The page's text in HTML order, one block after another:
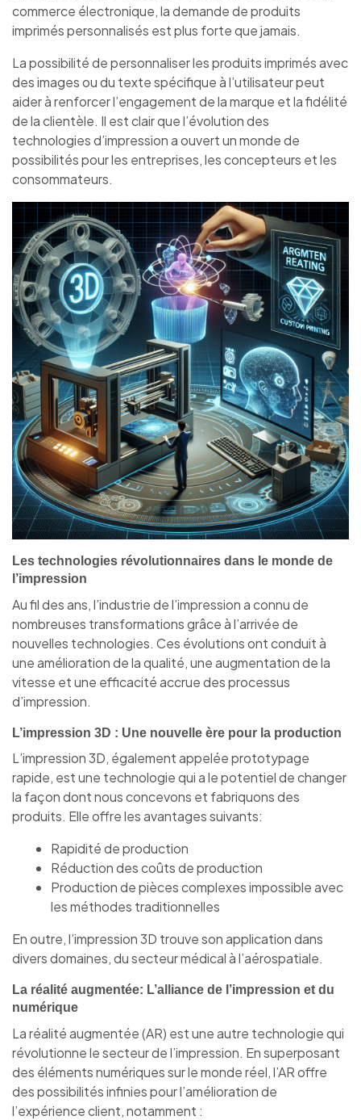
commerce électronique, la demande de produits
imprimés personnalisés est plus forte que jamais.
La possibilité de personnaliser les produits imprimés avec
des images ou du texte spécifique à l’utilisateur peut
aider à renforcer l’engagement de la marque et la fidélité
de la clientèle. Il est clair que l’évolution des
technologies d’impression a ouvert un monde de
possibilités pour les entreprises, les concepteurs et les
consommateurs.
Les technologies révolutionnaires dans le monde de
l’impression
Au fil des ans, l’industrie de l’impression a connu de
nombreuses transformations grâce à l’arrivée de
nouvelles technologies. Ces évolutions ont conduit à
une amélioration de la qualité, une augmentation de la
vitesse et une efficacité accrue des processus
d’impression.
L’impression 3D : Une nouvelle ère pour la production
L’impression 3D, également appelée prototypage
rapide, est une technologie qui a le potentiel de changer
la façon dont nous concevons et fabriquons des
produits. Elle offre les avantages suivants:
Rapidité de production
Réduction des coûts de production
Production de pièces complexes impossible avec
les méthodes traditionnelles
En outre, l’impression 3D trouve son application dans
divers domaines, du secteur médical à l’aérospatiale.
La réalité augmentée: L’alliance de l’impression et du
numérique
La réalité augmentée (AR) est une autre technologie qui
révolutionne le secteur de l’impression. En superposant
des éléments numériques sur le monde réel, l’AR offre
des possibilités infinies pour l’amélioration de
l’expérience client, notamment :